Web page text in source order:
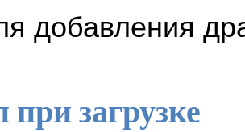
добавления
при загрузке